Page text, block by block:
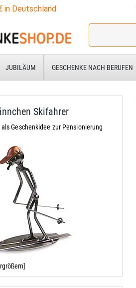
in Deutschland
Ich
für:
JUBILÄUM GESCHENKE NACH BERUFEN
Skifahrer
Geschenkidee zur Pensionierung